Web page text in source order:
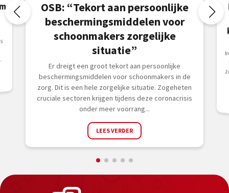
OSB: “Tekort aan persoonlijke
beschermingsmiddelen voor
schoonmakers zorgelijke
situatie”
Er dreigt een groot tekort aan persoonlijke
beschermingsmiddelen voor schoonmakers in de
zorg. Dit is een hele zorgelijke situatie. Zogeheten
cruciale sectoren krijgen tijdens deze coronacrisis
onder meer voorrang...
LEES VERDER